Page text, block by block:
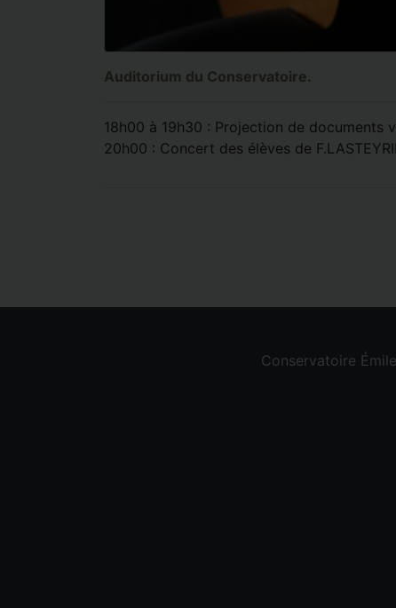
Auditorium du Conservatoire.
18h00 à 19h30 : Projection de documents
20h00 : Concert des élèves de
Conservatoire